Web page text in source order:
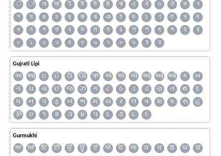
ঁ ং অ আ ই ঈ উ ঊ ঋ এ ঐ ও ঔ ক
খ
গ
ঘ ঙ চ ছ জ ঝ ঞ ঠ ড ঢ ণ ত থ
দ
ধ
ন প ফ ব ভ ম য র ল শ ষ স হ
য়
০
১ ২ ৩ ৪ ৫ ৬ ৭ ৮ ৯ ৰ ৱ
Gujrati Lipi
અ આ ઇ ઈ ઉ ઊ ઋ ઍ એ ઐ ઑ ઓ ઔ ક
ખ
ગ
ઘ ચ છ જ ઝ ઞ ટ ઠ ડ ઢ ણ ત થ
દ
ધ
ન પ ફ બ ભ મ ય ર લ વ શ ષ સ
હ
ૐ
૦ ૧ ૨ ૩ ૪ ૫ ૬ ૭ ૮ ૯
Gurmukhi
ਅ ਆ ਇ ਈ ਉ ਊ ਏ ਐ ਓ ਔ ਕ ਖ ਗ ਘ
ਚ